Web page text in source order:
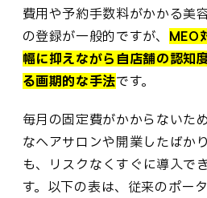
費用や予約手数料がかかる美
の登録が一般的ですが、 MEO
幅に抑えながら自店舗の認知
る画期的な手法です。
毎月の固定費がかからないた
なヘアサロンや開業したばか
も、リスクなくすぐに導入で
す。以下の表は、従来のポー